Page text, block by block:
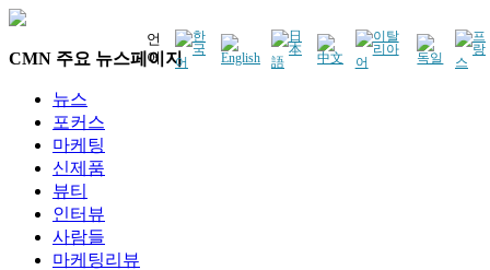
언
어
CMN 주요 뉴스페이지
뉴스
포커스
마케팅
신제품
뷰티
인터뷰
사람들
마케팅리뷰